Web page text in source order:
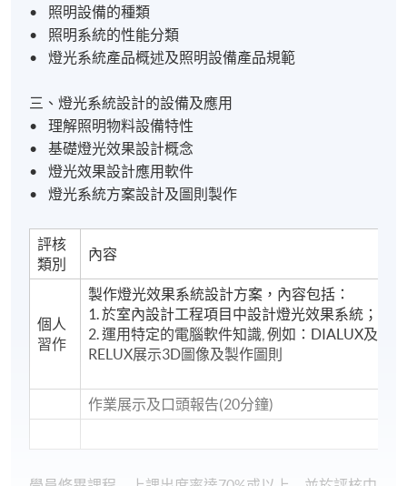
• 照明設備的種類
• 照明系統的性能分類
• 燈光系統產品概述及照明設備產品規範
三、燈光系統設計的設備及應用
• 理解照明物料設備特性
• 基礎燈光效果設計概念
• 燈光效果設計應用軟件
• 燈光系統方案設計及圖則製作
評核
類別
內容
個人
習作
製作燈光效果系統設計方案，內容包括：
1. 於室內設計工程項目中設計燈光效果系統；
2. 運用特定的電腦軟件知識, 例如：DIALUX及
RELUX展示3D圖像及製作圖則
作業展示及口頭報告(20分鐘)